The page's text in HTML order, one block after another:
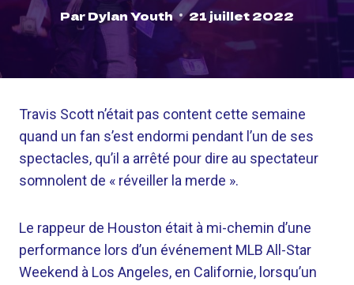
ParDylan Youth 21 juillet 2022
Travis Scott n’était pas content cette semaine
quand un fan s’est endormi pendant l’un de ses
spectacles, qu’il a arrêté pour dire au spectateur
somnolent de « réveiller la merde ».
Le rappeur de Houston était à mi-chemin d’une
performance lors d’un événement MLB All-Star
Weekend à Los Angeles, en Californie, lorsqu’un